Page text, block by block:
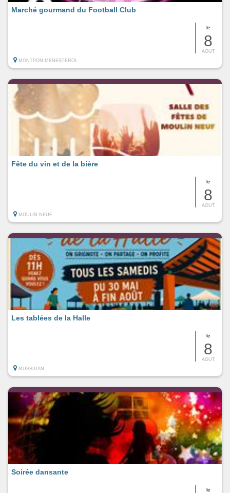
le
8
AOUT
Marché gourmand du Football Club
MONTPON-MENESTEROL
le
8
AOUT
Fête du vin et de la bière
MOULIN-NEUF
le
8
AOUT
Les tablées de la Halle
MUSSIDAN
le
Soirée dansante